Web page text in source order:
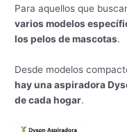
Para aquellos que
varios modelos
los pelos de mascotas.
Desde modelos
hay una aspiradora
de cada hogar.